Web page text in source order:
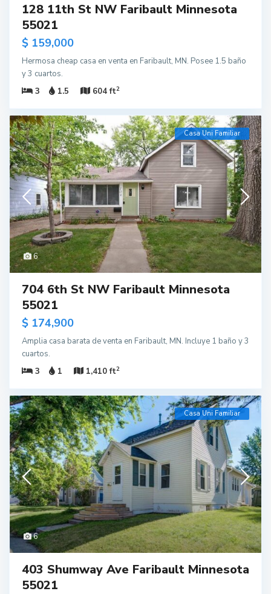
128 11th St NW Faribault Minnesota
55021
$ 159,000
Hermosa cheap casa en venta en Faribault, MN. Posee 1.5 baño
y 3 cuartos.
3
1.5 604 ft2
6
Casa Uni Familiar
704 6th St NW Faribault Minnesota
55021
$ 174,900
Amplia casa barata de venta en Faribault, MN. Incluye 1 baño y 3
cuartos.
3
1 1,410 ft2
6
Casa Uni Familiar
403 Shumway Ave Faribault Minnesota
55021